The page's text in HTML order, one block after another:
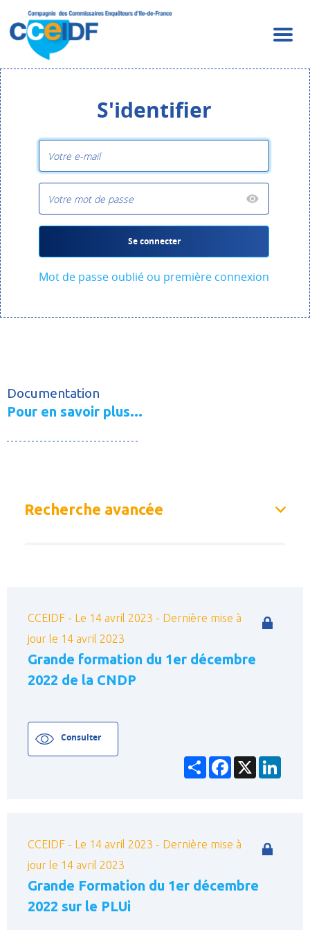
S'identifier
Se connecter
Mot de passe oublié ou première connexion
Documentation
Pour en savoir plus...
Recherche avancée
Rechercher dans la documentation :
Affinez votre recherche !
Sujets :
Aide à l'utilisation du site
Assurances / Protection juridique
CCEIDF - Le 14 avril 2023 - Dernière mise à
jour le 14 avril 2023
Grande formation du 1er décembre
2022 de la CNDP
Consulter
PartagerFacebook
X
CCEIDF - Le 14 avril 2023 - Dernière mise à
jour le 14 avril 2023
Grande Formation du 1er décembre
2022 sur le PLUi